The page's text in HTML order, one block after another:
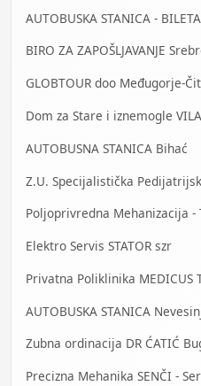
AUTOBUSKA STANICA -
BIRO ZA ZAPOŠLJAVANJE
GLOBTOUR doo Međugorje-
Dom za Stare i iznemogle
AUTOBUSNA STANICA Bihać
Poljoprivredna Mehanizacija
Elektro Servis STATOR szr
Privatna Poliklinika MEDICUS
AUTOBUSKA STANICA
Zubna ordinacija DR ĆATIĆ
Precizna Mehanika SENČI -